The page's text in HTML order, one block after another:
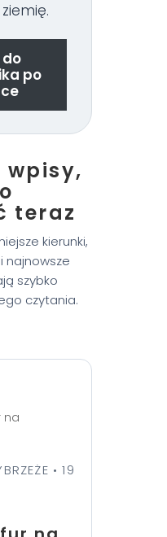
do
po
wpisy,
teraz
kierunki,
najnowsze
szybko
czytania.
• 19